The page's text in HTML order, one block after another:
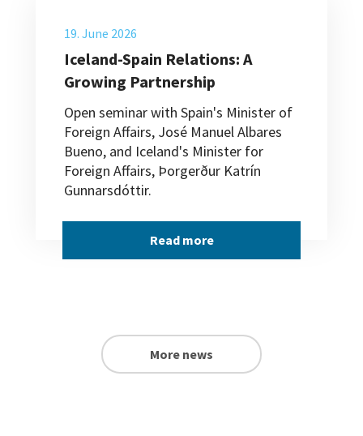
19. June 2026
Iceland-Spain Relations: A
Growing Partnership
Open seminar with Spain's Minister of
Foreign Affairs, José Manuel Albares
Bueno, and Iceland's Minister for
Foreign Affairs, Þorgerður Katrín
Gunnarsdóttir.
Read more
More news